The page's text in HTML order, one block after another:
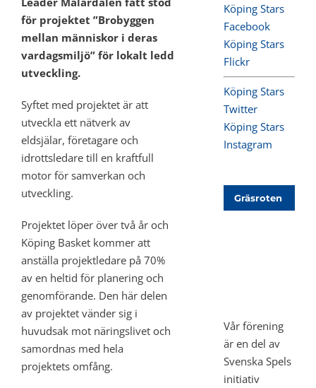
för projektet ”Brobyggen
mellan människor i deras
vardagsmiljö” för lokalt ledd
utveckling.
Syftet med projektet är att
utveckla ett nätverk av
eldsjälar, företagare och
idrottsledare till en kraftfull
motor för samverkan och
utveckling.
Projektet löper över två år och
Köping Basket kommer att
anställa projektledare på 70%
av en heltid för planering och
genomförande. Den här delen
av projektet vänder sig i
huvudsak mot näringslivet och
samordnas med hela
projektets omfång.
Köping Stars
Facebook
Köping Stars
Flickr
Köping Stars
Twitter
Köping Stars
Instagram
Gräsroten
Vår förening
är en del av
Svenska Spels
initiativ